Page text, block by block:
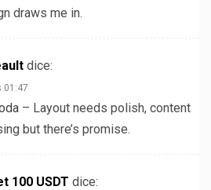
draws me in.
dice:
01:47
– Layout needs polish, content
but there’s promise.
100 USDT dice: